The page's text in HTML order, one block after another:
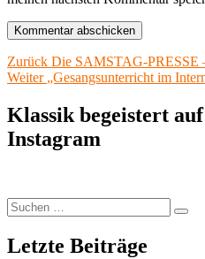
Beitragsnavigation
Zurück Vorheriger
Beitrag:
Die SAMSTAG-PRESSE
Weiter
Nächster
„Gesangsunterricht im
Klassik begeistert
Instagram
Suchen
nach:
Letzte Beiträge